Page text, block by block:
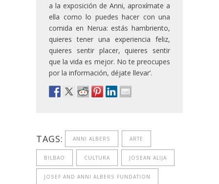
a la exposición de Anni, aproxímate a
ella como lo puedes hacer con una
comida en Nerua: estás hambriento,
quieres tener una experiencia feliz,
quieres sentir placer, quieres sentir
que la vida es mejor. No te preocupes
por la información, déjate llevar’.
TAGS: ANNI ALBERS ARTE
BILBAO CULTURA JOSEAN ALIJA
JOSEF AND ANNI ALBERS FUNDATION